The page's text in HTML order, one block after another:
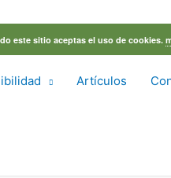
Artículos
este sitio aceptas el uso de cookies.